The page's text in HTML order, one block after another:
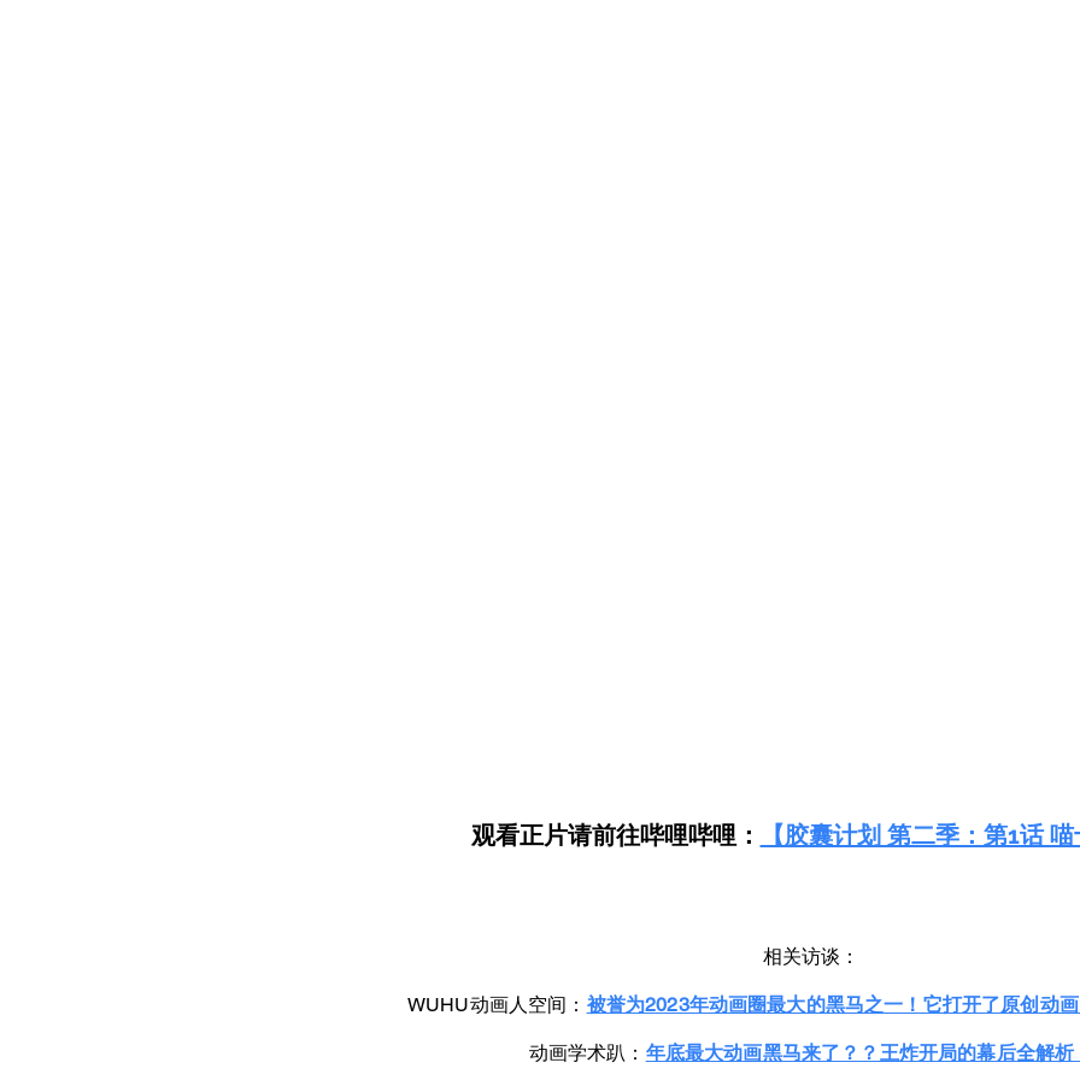
观看正片请前往哔哩哔哩： 【胶囊计划 第二季：第1话 喵
相关访谈：
WUHU动画人空间： 被誉为2023年动画圈最大的黑马之一！它打开了原创动画
动画学术趴： 年底最大动画黑马来了？？王炸开局的幕后全解析